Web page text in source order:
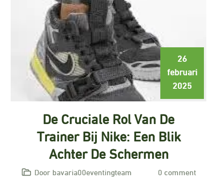
26
februari
2025
De Cruciale Rol Van De
Trainer Bij Nike: Een Blik
Achter De Schermen
Door bavaria00eventingteam
0 comment